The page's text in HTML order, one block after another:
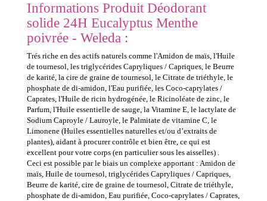
Informations Produit Déodorant
solide 24H Eucalyptus Menthe
poivrée - Weleda :
Trés riche en des actifs naturels comme l'Amidon de maïs, l'Huile
de tournesol, les triglycérides Capryliques / Capriques, le Beurre
de karité, la cire de graine de tournesol, le Citrate de triéthyle, le
phosphate de di-amidon, l'Eau purifiée, les Coco-caprylates /
Caprates, l'Huile de ricin hydrogénée, le Ricinoléate de zinc, le
Parfum, l'Huile essentielle de sauge, la Vitamine E, le lactylate de
Sodium Caproyle / Lauroyle, le Palmitate de vitamine C, le
Limonene (Huiles essentielles naturelles et/ou d’extraits de
plantes), aidant à procurer contrôle et bien être, ce qui est
excellent pour votre corps (en particulier sous les aisselles) .
Ceci est possible par le biais un complexe apportant : Amidon de
maïs, Huile de tournesol, triglycérides Capryliques / Capriques,
Beurre de karité, cire de graine de tournesol, Citrate de triéthyle,
phosphate de di-amidon, Eau purifiée, Coco-caprylates / Caprates,